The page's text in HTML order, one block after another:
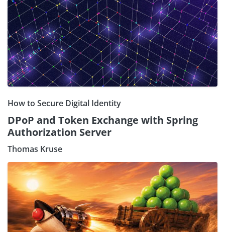
How to Secure Digital Identity
DPoP and Token Exchange with Spring
Authorization Server
Thomas Kruse